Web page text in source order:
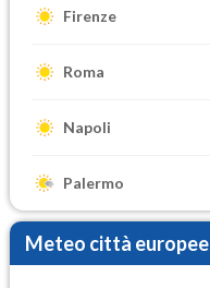
Firenze
Roma
Napoli
Palermo
Meteo città europee